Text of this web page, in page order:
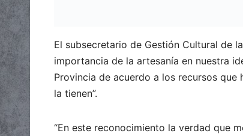
El subsecretario de Gestión Cultural de
importancia de la artesanía en nuestra
Provincia de acuerdo a los recursos
la tienen”.
“En este reconocimiento la verdad que